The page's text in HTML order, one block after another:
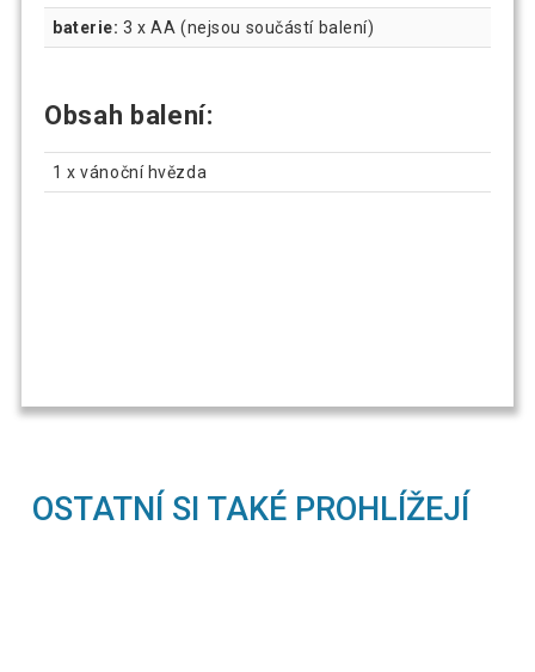
baterie: 3 x AA (nejsou součástí balení)
Obsah balení:
1 x vánoční hvězda
OSTATNÍ SI TAKÉ PROHLÍŽEJÍ